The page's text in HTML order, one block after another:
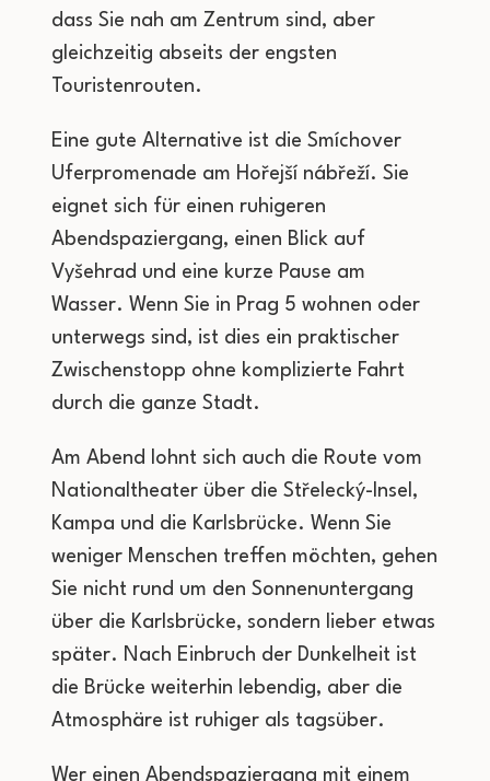
dass Sie nah am Zentrum sind, aber
gleichzeitig abseits der engsten
Touristenrouten.
Eine gute Alternative ist die Smíchover
Uferpromenade am Hořejší nábřeží. Sie
eignet sich für einen ruhigeren
Abendspaziergang, einen Blick auf
Vyšehrad und eine kurze Pause am
Wasser. Wenn Sie in Prag 5 wohnen oder
unterwegs sind, ist dies ein praktischer
Zwischenstopp ohne komplizierte Fahrt
durch die ganze Stadt.
Am Abend lohnt sich auch die Route vom
Nationaltheater über die Střelecký-Insel,
Kampa und die Karlsbrücke. Wenn Sie
weniger Menschen treffen möchten, gehen
Sie nicht rund um den Sonnenuntergang
über die Karlsbrücke, sondern lieber etwas
später. Nach Einbruch der Dunkelheit ist
die Brücke weiterhin lebendig, aber die
Atmosphäre ist ruhiger als tagsüber.
Wer einen Abendspaziergang mit einem